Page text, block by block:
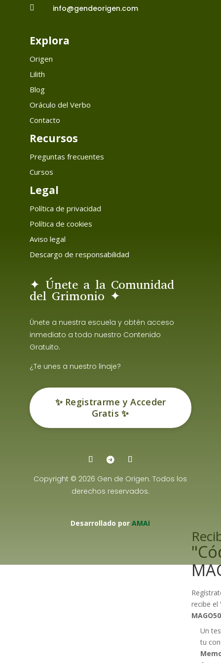
 info@gendeorigen.com
Explora
Origen
Lilith
Blog
Oráculo del Verbo
Contacto
Recursos
Preguntas frecuentes
Cursos
Legal
Política de privacidad
Política de cookies
Aviso legal
Descargo de responsabilidad
✦ Únete a la Comunidad
del Grimonio ✦
Únete a nuestra escuela y obtén acceso
inmediato a todo nuestro Contenido
Gratuito.
¿Te unes a nuestro linaje?
✨ Registrarme y Acceder
Gratis ✨
Copyright © 2026 Gen de Origen. Todos los
derechos reservados.
Desarrollado porAMAI
recibe el
Un
tu